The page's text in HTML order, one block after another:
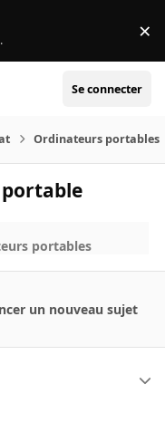
. ×
Se connecter
Ordinateurs portables
portables
un nouveau sujet